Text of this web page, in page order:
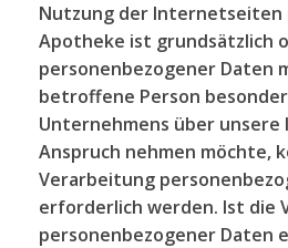
Nutzung der Internetseiten
Apotheke ist grundsätzlich
personenbezogener Daten
betroffene Person
Unternehmens über
Anspruch nehmen möchte,
Verarbeitung
erforderlich werden. Ist die
personenbezogener Daten